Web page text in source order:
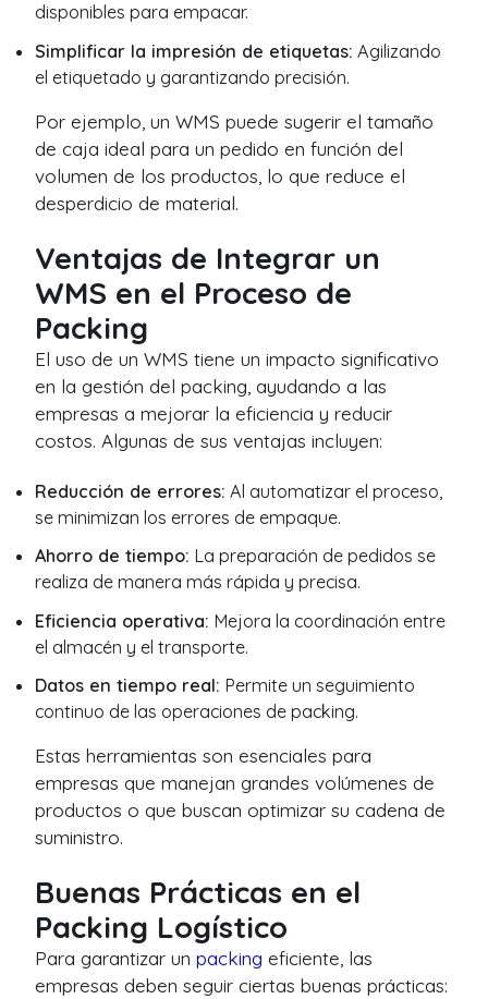
disponibles para empacar.
Simplificar la impresión de etiquetas: Agilizando
el etiquetado y garantizando precisión.
Por ejemplo, un WMS puede sugerir el tamaño
de caja ideal para un pedido en función del
volumen de los productos, lo que reduce el
desperdicio de material.
Ventajas de Integrar un
WMS en el Proceso de
Packing
El uso de un WMS tiene un impacto significativo
en la gestión del packing, ayudando a las
empresas a mejorar la eficiencia y reducir
costos. Algunas de sus ventajas incluyen:
Reducción de errores: Al automatizar el proceso,
se minimizan los errores de empaque.
Ahorro de tiempo: La preparación de pedidos se
realiza de manera más rápida y precisa.
Eficiencia operativa: Mejora la coordinación entre
el almacén y el transporte.
Datos en tiempo real: Permite un seguimiento
continuo de las operaciones de packing.
Estas herramientas son esenciales para
empresas que manejan grandes volúmenes de
productos o que buscan optimizar su cadena de
suministro.
Buenas Prácticas en el
Packing Logístico
Para garantizar un packing eficiente, las
empresas deben seguir ciertas buenas prácticas: